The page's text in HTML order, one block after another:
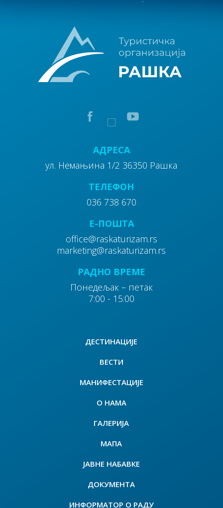
АДРЕСА
ул. Немањина 1/2 36350 Рашка
ТЕЛЕФОН
036 738 670
E-ПОШТА
office@raskaturizam.rs
marketing@raskaturizam.rs
РАДНО ВРЕМЕ
Понедељак – петак
7:00 - 15:00
ДЕСТИНАЦИЈЕ
ВЕСТИ
МАНИФЕСТАЦИЈЕ
О НАМА
ГАЛЕРИЈА
МАПА
ЈАВНЕ НАБАВКЕ
ДОКУМЕНТА
ИНФОРМАТОР О РАДУ